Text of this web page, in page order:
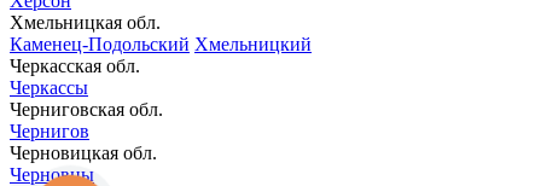
Хмельницкая обл.
Каменец-Подольский Хмельницкий
Черкасская обл.
Черкассы
Черниговская обл.
Чернигов
Черновицкая обл.
Черновцы